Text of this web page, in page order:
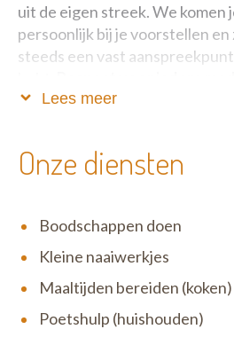
uit de eigen streek. We komen
persoonlijk bij je voorstellen
steeds een vast
verbeteren van de
verloning, met bijkomende
Lees meer
Onze diensten
Boodschappen doen
Kleine naaiwerkjes
Maaltijden bereiden (koken)
Poetshulp (huishouden)